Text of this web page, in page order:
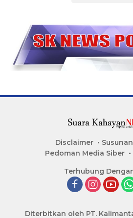
Disclaimer
Pedoman Media Siber
Terhubung
Diterbitkan oleh PT.